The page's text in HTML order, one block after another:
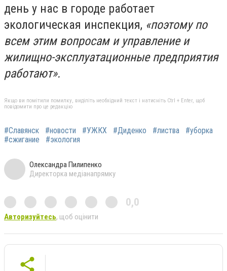
день у нас в городе работает
экологическая инспекция, «поэтому по
всем этим вопросам и управление и
жилищно-эксплуатационные предприятия
работают».
Якщо ви помітили помилку, виділіть необхідний текст і натисніть Ctrl + Enter, щоб
повідомити про це редакцію
#Славянск #новости #УЖКХ #Диденко #листва
#уборка
#сжигание
#экология
Олександра Пилипенко
Директорка медіанапрямку
0,0
Авторизуйтесь, щоб оцінити